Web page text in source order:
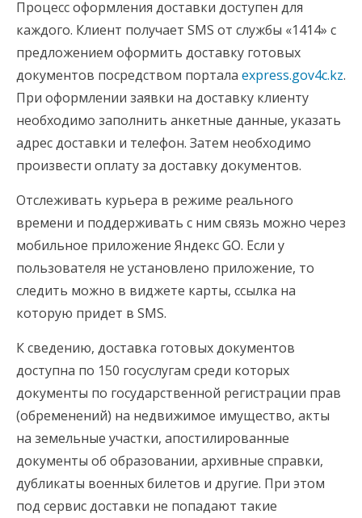
Процесс оформления доставки доступен для
каждого. Клиент получает SMS от службы «1414» с
предложением оформить доставку готовых
документов посредством портала express.gov4c.kz.
При оформлении заявки на доставку клиенту
необходимо заполнить анкетные данные, указать
адрес доставки и телефон. Затем необходимо
произвести оплату за доставку документов.
Отслеживать курьера в режиме реального
времени и поддерживать с ним связь можно через
мобильное приложение Яндекс GO. Если у
пользователя не установлено приложение, то
следить можно в виджете карты, ссылка на
которую придет в SMS.
К сведению, доставка готовых документов
доступна по 150 госуслугам среди которых
документы по государственной регистрации прав
(обременений) на недвижимое имущество, акты
на земельные участки, апостилированные
документы об образовании, архивные справки,
дубликаты военных билетов и другие. При этом
под сервис доставки не попадают такие